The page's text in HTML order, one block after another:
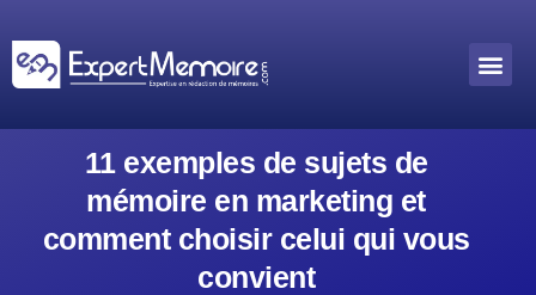
au
contenu
11 exemples de sujets de
mémoire en marketing et
comment choisir celui qui vous
convient